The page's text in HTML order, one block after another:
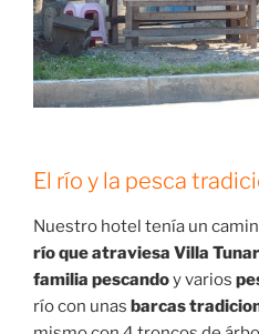
El río y la pesca
Nuestro hotel tenía un
río que atraviesa Villa
familia pescandoy varios
río con unas barcas